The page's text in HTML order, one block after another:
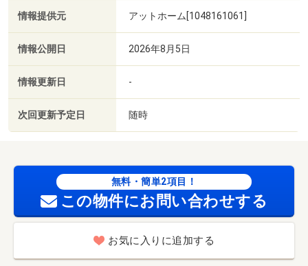
情報提供元 アットホーム[1048161061]
情報公開日 2026年8月5日
情報更新日 -
次回更新予定日 随時
無料・簡単2項目！
この物件にお問い合わせする
お気に入りに追加する